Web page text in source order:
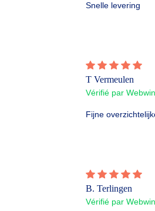
Snelle levering
T Vermeulen
Vérifié par
Fijne
B. Terlingen
Vérifié par